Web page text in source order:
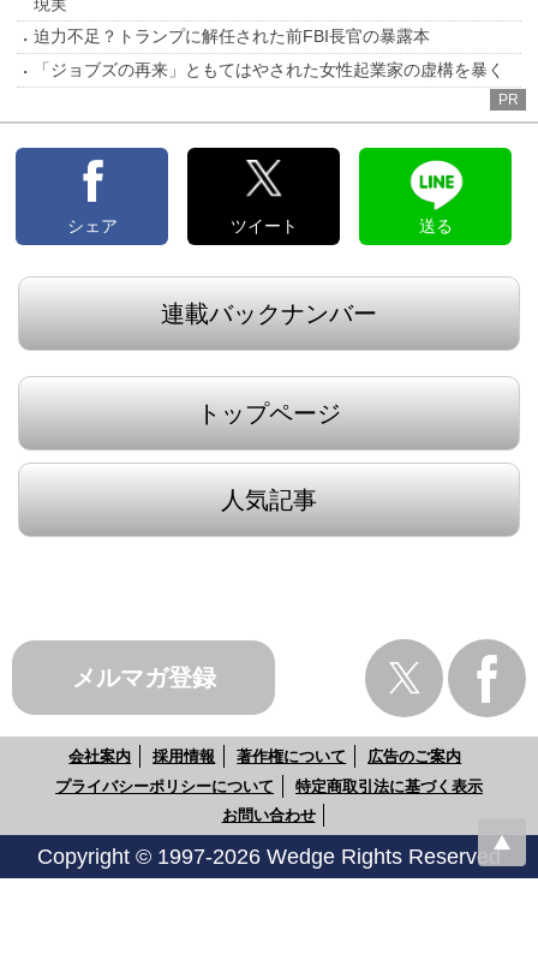
迫力不足？トランプに解任された前FBI長官の暴露本
「ジョブズの再来」ともてはやされた女性起業家の虚構を暴く
PR
シェア ツイート 送る
連載バックナンバー
トップページ
人気記事
メルマガ登録
会社案内 採用情報 著作権について
広告のご案内
プライバシーポリシーについて
特定商取引法に基づく表示
お問い合わせ
Copyright © 1997-2026 Wedge Rights Reserved